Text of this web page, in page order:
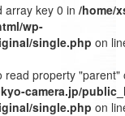
array key 0 in /home/
wp-
single.php on
read property "parent"
camera.jp/
single.php on